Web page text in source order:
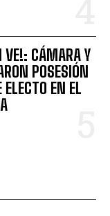
VE!: CÁMARA Y
POSESIÓN
ELECTO EN EL